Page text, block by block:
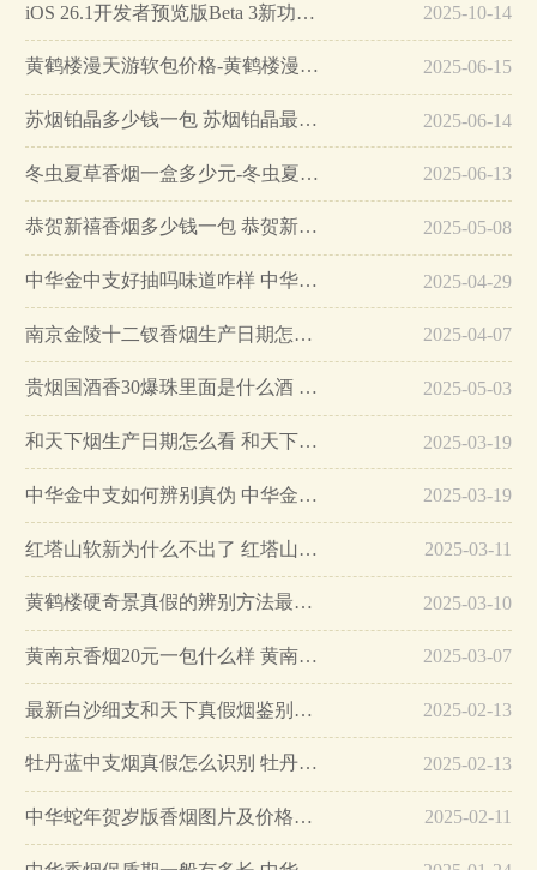
iOS 26.1开发者预览版Beta 3新功能详解… 2025-10-14
黄鹤楼漫天游软包价格-黄鹤楼漫天游软包多少钱一盒… 2025-06-15
苏烟铂晶多少钱一包 苏烟铂晶最新价格… 2025-06-14
冬虫夏草香烟一盒多少元-冬虫夏草香烟一盒多少元2025最新价格… 2025-06-13
恭贺新禧香烟多少钱一包 恭贺新禧香烟价格表和图片… 2025-05-08
中华金中支好抽吗味道咋样 中华金中支口感特点介绍… 2025-04-29
南京金陵十二钗香烟生产日期怎么看 南京金陵十二钗香烟保质期… 2025-04-07
贵烟国酒香30爆珠里面是什么酒 贵烟国酒香30怎么辨别真假… 2025-05-03
和天下烟生产日期怎么看 和天下烟真假辨别方法六个方面… 2025-03-19
中华金中支如何辨别真伪 中华金中支真假烟鉴别方法… 2025-03-19
红塔山软新为什么不出了 红塔山软新烟停售原因详解… 2025-03-11
黄鹤楼硬奇景真假的辨别方法最简单版… 2025-03-10
黄南京香烟20元一包什么样 黄南京香烟真假鉴别… 2025-03-07
最新白沙细支和天下真假烟鉴别指南… 2025-02-13
牡丹蓝中支烟真假怎么识别 牡丹蓝中支烟真假鉴别带图… 2025-02-13
中华蛇年贺岁版香烟图片及价格大全… 2025-02-11